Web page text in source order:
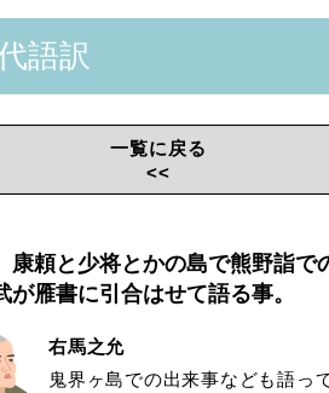
語訳
一覧に戻る
<<
頼と少将とかの島で熊野詣で
が雁書に引合はせて語る事。
右馬之允
鬼界ヶ島での出来事なども語っ